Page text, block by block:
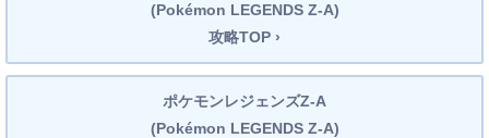
(Pokémon LEGENDS Z-A)
攻略TOP ›
ポケモンレジェンズZ-A
(Pokémon LEGENDS Z-A)